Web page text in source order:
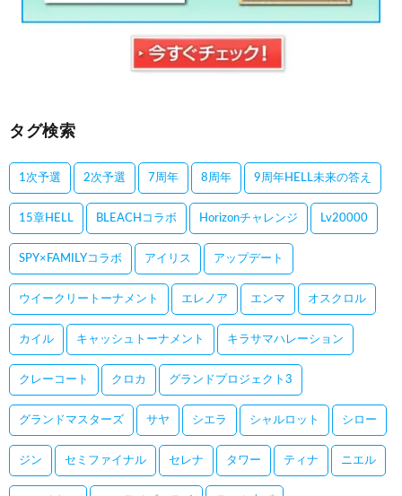
タグ検索
1次予選 2次予選 7周年 8周年 9周年HELL未来の答え
15章HELL BLEACHコラボ Horizonチャレンジ Lv20000
SPY×FAMILYコラボ アイリス アップデート
ウイークリートーナメント エレノア エンマ オスクロル
カイル キャッシュトーナメント キラサマハレーション
クレーコート クロカ グランドプロジェクト3
グランドマスターズ サヤ シエラ シャルロット シロー
ジン セミファイナル セレナ タワー ティナ ニエル